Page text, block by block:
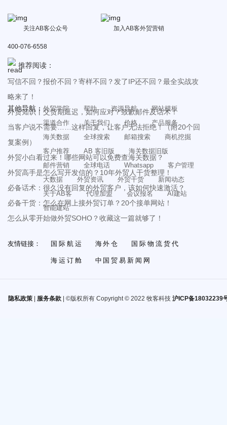
关注AB客公众号 加入AB客外贸营销
400-076-6558
推荐阅读：
写信不回？报价不回？寄样不回？发了IP还不回？最全实战攻
略来了！
外贸知识丨交货期延迟，如何应对？致歉邮件及话术！
当客户说不需要……这样回复，让客户无法拒绝！（附20个回
复案例）
外贸小白看过来！哪些网站可以免费查海关数据？
外贸高手是怎么写开发信的？10年外贸人干货整理！
必备话术：很久没有回复的外贸客户，该如何快速激活？
必备干货：怎么在网上接外贸订单？20个接单网站！
怎么从零开始做外贸SOHO？收藏这一篇就够了！
其他导航： 外贸学院 帮助 资源导航
网站模板
渠道合作
关于我们 价格
产品服务
海关数据
全球搜索 邮箱搜索
商机挖掘
客户推荐
AB 客旧版
海关数据旧版
邮件营销
全球电话 Whatsapp
客户管理
大数据
外贸资讯 外贸干货
新闻动态
关于AB客
代理加盟 会议报名
AI建站
智能建站
友情链接： 国际航运 海外仓 国际物流货代
海运订舱 中国贸易新闻网
隐私政策| 服务条款| ©版权所有 Copyright © 2022 牧客科技 沪ICP备18032239